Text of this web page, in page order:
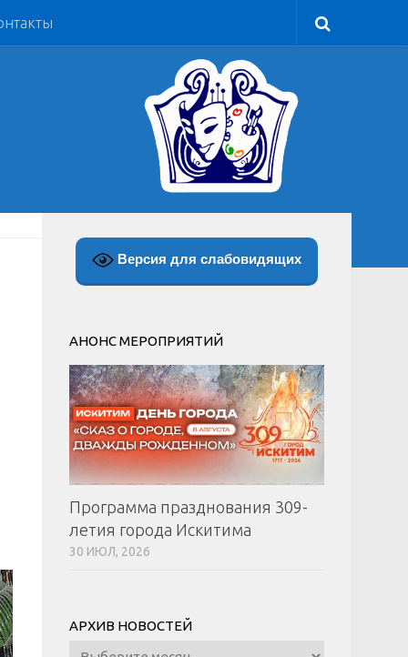
Версия для слабовидящих
АНОНС МЕРОПРИЯТИЙ
Программа празднования 309-
летия города Искитима
30 ИЮЛ, 2026
АРХИВ НОВОСТЕЙ
Архив